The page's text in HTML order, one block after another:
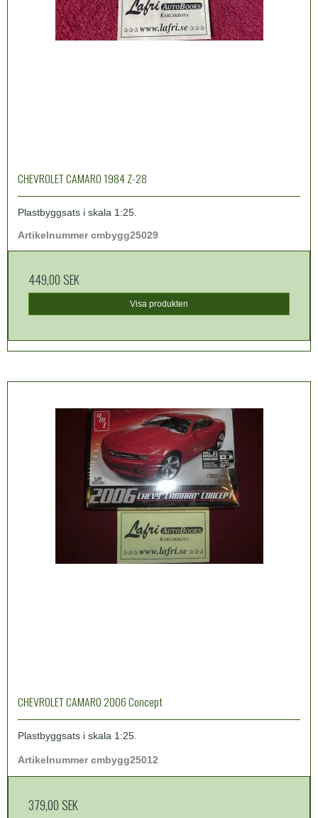
CHEVROLET CAMARO 1984 Z-28
Plastbyggsats i skala 1:25.
Artikelnummer cmbygg25029
449,00 SEK
Visa produkten
CHEVROLET CAMARO 2006 Concept
Plastbyggsats i skala 1:25.
Artikelnummer cmbygg25012
379,00 SEK